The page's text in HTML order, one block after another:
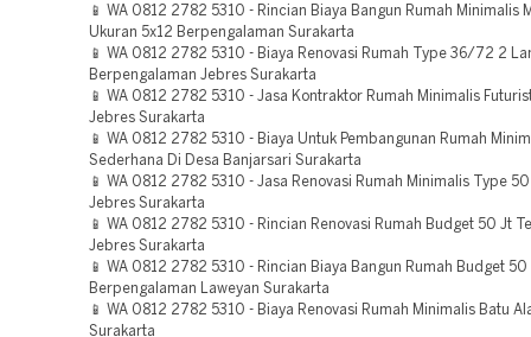
📱 WA 0812 2782 5310 - Rincian Biaya Bangun Rumah Minimalis
Ukuran 5x12 Berpengalaman Surakarta
📱 WA 0812 2782 5310 - Biaya Renovasi Rumah Type 36/72 2
Berpengalaman Jebres Surakarta
📱 WA 0812 2782 5310 - Jasa Kontraktor Rumah Minimalis
Jebres Surakarta
📱 WA 0812 2782 5310 - Biaya Untuk Pembangunan Rumah
Sederhana Di Desa Banjarsari Surakarta
📱 WA 0812 2782 5310 - Jasa Renovasi Rumah Minimalis Type
Jebres Surakarta
📱 WA 0812 2782 5310 - Rincian Renovasi Rumah Budget 50 Jt
Jebres Surakarta
📱 WA 0812 2782 5310 - Rincian Biaya Bangun Rumah Budget 50
Berpengalaman Laweyan Surakarta
📱 WA 0812 2782 5310 - Biaya Renovasi Rumah Minimalis Batu
Surakarta